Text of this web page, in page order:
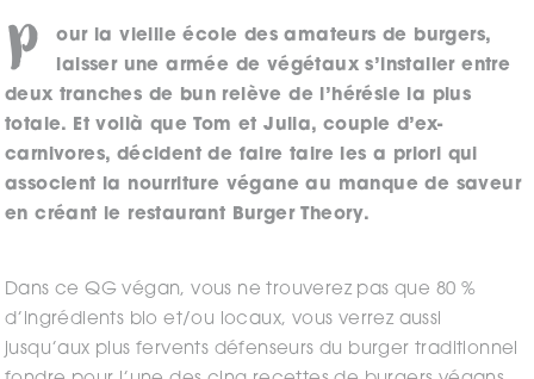
P
our la vieille école des amateurs de burgers,
laisser une armée de végétaux s’installer entre
deux tranches de bun relève de l’hérésie la plus
totale. Et voilà que Tom et Julia, couple d’ex-
carnivores, décident de faire taire les a priori qui
associent la nourriture végane au manque de saveur
en créant le restaurant Burger Theory.
Dans ce QG végan, vous ne trouverez pas que 80 %
d’ingrédients bio et/ou locaux, vous verrez aussi
jusqu’aux plus fervents défenseurs du burger traditionnel